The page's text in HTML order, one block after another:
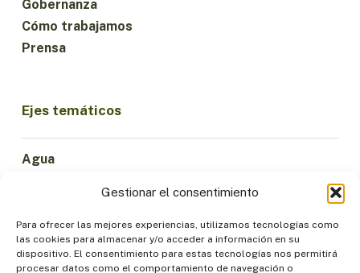
Gestionar el consentimiento
Para ofrecer las mejores experiencias, utilizamos tecnologías como
las cookies para almacenar y/o acceder a información en su
dispositivo. El consentimiento para estas tecnologías nos permitirá
procesar datos como el comportamiento de navegación o
Gobernanza
Cómo trabajamos
Prensa
Ejes temáticos
Agua
Economía Sostenible
Bosques y Biodiversidad
Institucionalidad